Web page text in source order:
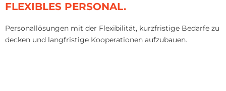
FLEXIBLES PERSONAL.
Personallösungen mit der Flexibilität, kurzfristige Bedarfe zu
decken und langfristige Kooperationen aufzubauen.